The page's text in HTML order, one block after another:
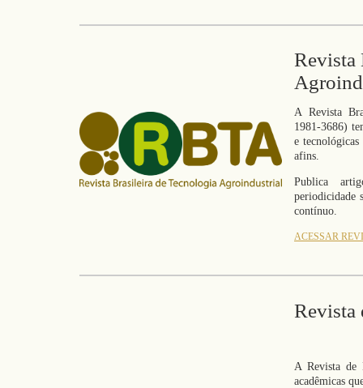
Revista
A Revista
1981-3686)
e
afins.
Publica
periodicidade
contínuo.
ACESSAR
Revista
A Revista de
acadêmicas